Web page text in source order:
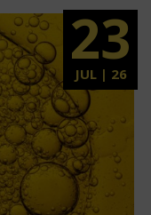
23
JUL | 26